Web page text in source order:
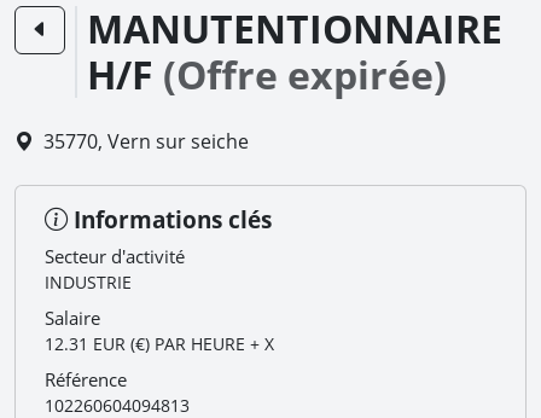
MANUTENTIONNAIRE
H/F (Offre expirée)
35770, Vern sur seiche
Informations clés
Secteur d'activité
INDUSTRIE
Salaire
12.31 EUR (€) PAR HEURE + X
Référence
102260604094813